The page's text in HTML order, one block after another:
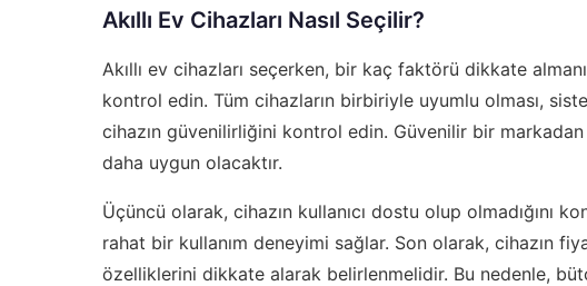
Akıllı Ev Cihazları Nasıl Seçilir?
Akıllı ev cihazları seçerken, bir kaç faktörü dikkate
kontrol edin. Tüm cihazların birbiriyle uyumlu olması,
cihazın güvenilirliğini kontrol edin. Güvenilir bir markadan
daha uygun olacaktır.
Üçüncü olarak, cihazın kullanıcı dostu olup olmadığını
rahat bir kullanım deneyimi sağlar. Son olarak, cihazın
özelliklerini dikkate alarak belirlenmelidir. Bu nedenle,